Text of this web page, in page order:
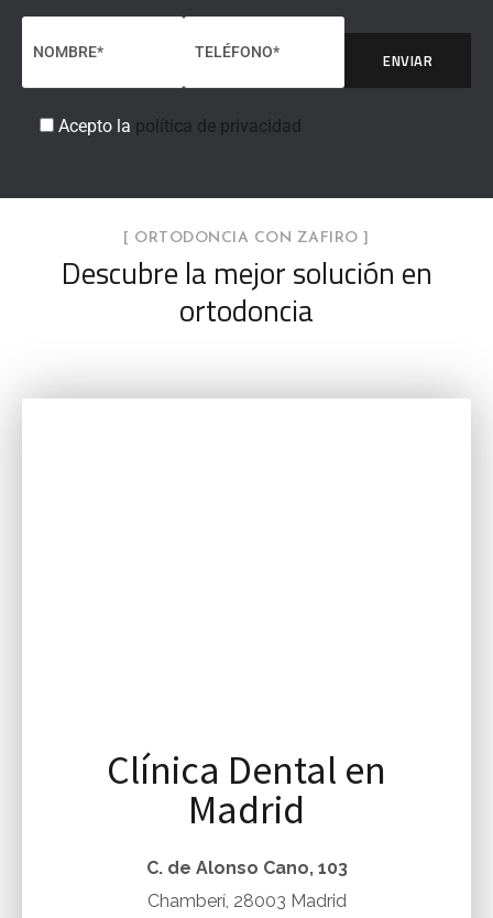
ENVIAR
Acepto la política de privacidad
[ ORTODONCIA CON ZAFIRO ]
Descubre la mejor solución en
ortodoncia
Clínica Dental en
Madrid
C. de Alonso Cano, 103
Chamberí, 28003 Madrid